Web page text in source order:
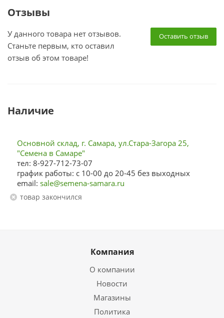
Отзывы
Оставить отзыв
У данного товара нет отзывов.
Станьте первым, кто оставил
отзыв об этом товаре!
Наличие
Основной склад, г. Самара, ул.Стара-Загора 25,
"Семена в Самаре"
тел: 8-927-712-73-07
график работы: с 10-00 до 20-45 без выходных
email: sale@semena-samara.ru
Товар закончился
Компания
О компании
Новости
Магазины
Политика